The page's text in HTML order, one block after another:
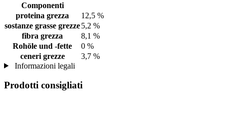
Componenti
proteina grezza
12,5 %
sostanze grasse grezze5,2 %
fibra grezza
8,1 %
Rohöle und -fette
0 %
ceneri grezze
3,7 %
Informazioni legali
Prodotti consigliati